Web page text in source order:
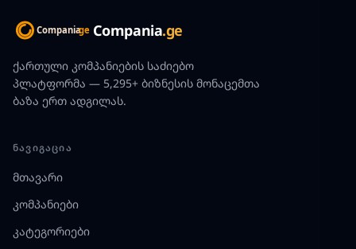
Compania.ge
ქართული კომპანიების საძიებო
პლატფორმა — 5,295+ ბიზნესის მონაცემთა
ბაზა ერთ ადგილას.
ᲜᲐᲕᲘᲒᲐᲪᲘᲐ
მთავარი
კომპანიები
კატეგორიები